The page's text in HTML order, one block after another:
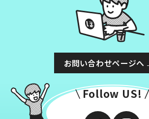
お問い合わせページへ
Follow US!